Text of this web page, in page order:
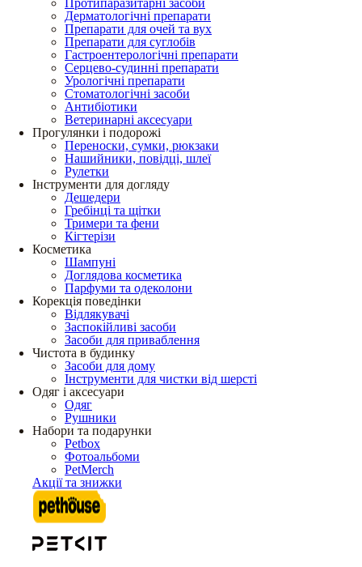
Протипаразитарні засоби
Дерматологічні препарати
Препарати для очей та вух
Препарати для суглобів
Гастроентерологічні препарати
Серцево-судинні препарати
Урологічні препарати
Стоматологічні засоби
Антибіотики
Ветеринарні аксесуари
Прогулянки і подорожі
Переноски, сумки, рюкзаки
Нашийники, повідці, шлеї
Рулетки
Інструменти для догляду
Дешедери
Гребінці та щітки
Тримери та фени
Кігтерізи
Косметика
Шампуні
Доглядова косметика
Парфуми та одеколони
Корекція поведінки
Відлякувачі
Заспокійливі засоби
Засоби для приваблення
Чистота в будинку
Засоби для дому
Інструменти для чистки від шерсті
Одяг і аксесуари
Одяг
Рушники
Набори та подарунки
Petbox
Фотоальбоми
PetMerch
Акції та знижки